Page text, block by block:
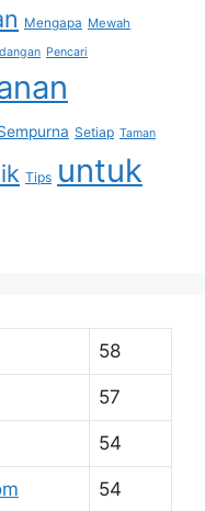
Mengapa Mewah
Pencari
Setiap Taman
Tips untuk
58
57
54
54